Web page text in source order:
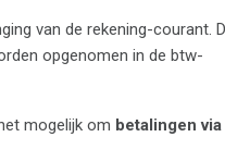
van de rekening-courant.
opgenomen in de btw-
mogelijk om betalingen via